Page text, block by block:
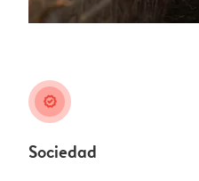
guarantee
Sociedad